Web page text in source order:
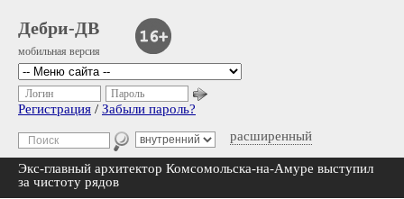
Дебри-ДВ
мобильная версия
расширенный
Логин Пароль
Регистрация / Забыли пароль?
Экс-главный архитектор Комсомольска-на-Амуре выступил
за чистоту рядов